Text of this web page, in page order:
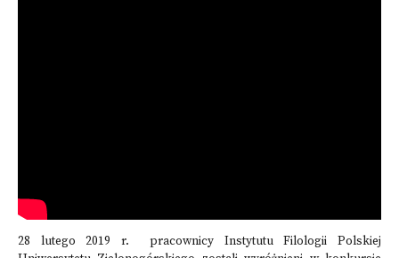
28 lutego 2019 r. pracownicy Instytutu Filologii Polskiej